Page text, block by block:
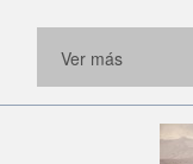
Ver más